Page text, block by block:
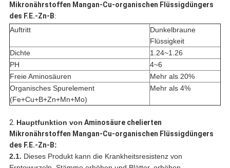
Mikronährstoffen Mangan-Cu-organischen Flüssigdüngers
des F.E.-Zn-B:
Auftritt
Dunkelbraune
Flüssigkeit
Dichte
1.24~1.26
PH
4~6
Freie Aminosäuren
Mehr als 20%
Organisches Spurelement
(Fe+Cu+B+Zn+Mn+Mo)
Mehr als 4%
2. Hauptfunktion von Aminosäure chelierten
Mikronährstoffen Mangan-Cu-organischen Flüssigdüngers
des F.E.-Zn-B:
2.1. Dieses Produkt kann die Krankheitsresistenz von